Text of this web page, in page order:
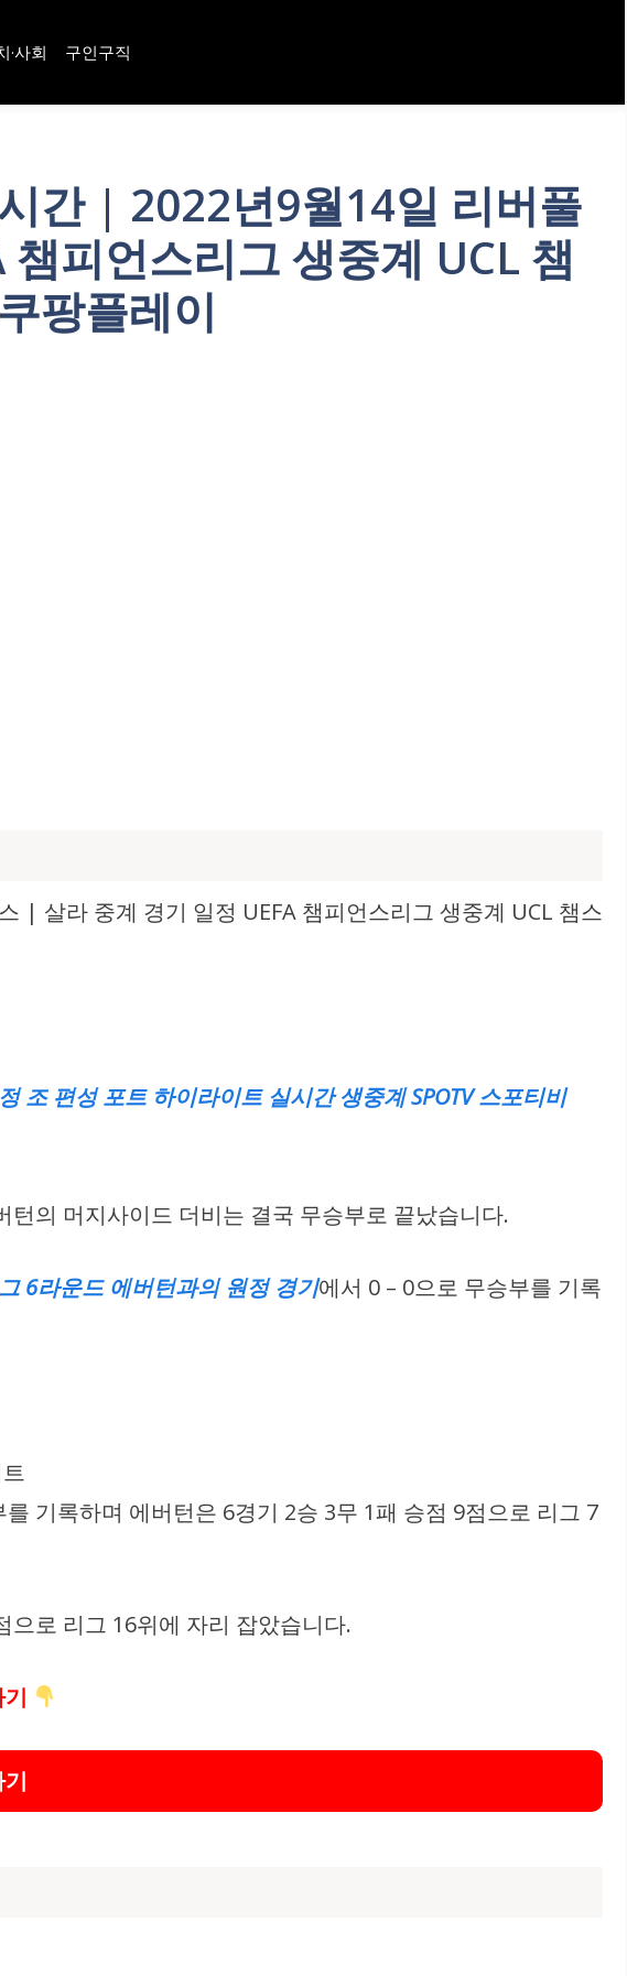
·사회 구인구직
간 | 2022년9월14일 리버풀
피언스리그 생중계 UCL 챔
팡플레이
| 살라 중계 경기 일정 UEFA 챔피언스리그 생중계 UCL 챔스
조 편성 포트 하이라이트 실시간 생중계 SPOTV 스포티비
의 머지사이드 더비는 결국 무승부로 끝났습니다.
6라운드 에버턴과의 원정 경기에서 0 – 0으로 무승부를 기록
기록하며 에버턴은 6경기 2승 3무 1패 승점 9점으로 리그 7
로 리그 16위에 자리 잡았습니다.